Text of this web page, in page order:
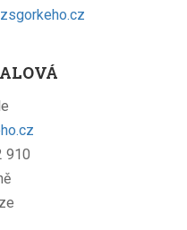
910